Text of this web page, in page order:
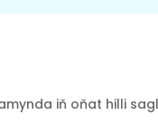
iň oňat hilli